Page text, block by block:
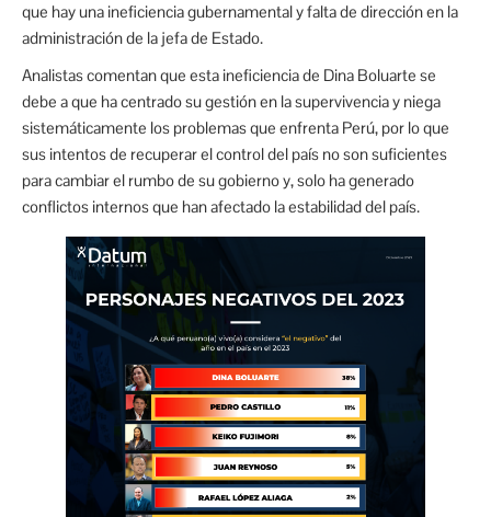
que hay una ineficiencia gubernamental y falta de dirección en la
administración de la jefa de Estado.
Analistas comentan que esta ineficiencia de Dina Boluarte se
debe a que ha centrado su gestión en la supervivencia y niega
sistemáticamente los problemas que enfrenta Perú, por lo que
sus intentos de recuperar el control del país no son suficientes
para cambiar el rumbo de su gobierno y, solo ha generado
conflictos internos que han afectado la estabilidad del país.